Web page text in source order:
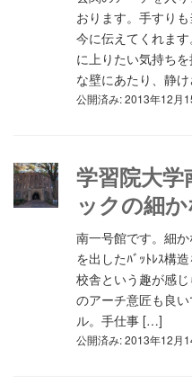
おります。手すり
今に伝えてくれま
に上りたい気持ち
な壁にあたり、静
公開済み: 2013年12月
学習院大
ックの細
南一号館です。細
を出したﾊﾞｯﾄﾚｽ構
校舎という趣が感
のアーチ意匠も良
ル。手仕事 […]
公開済み: 2013年12月